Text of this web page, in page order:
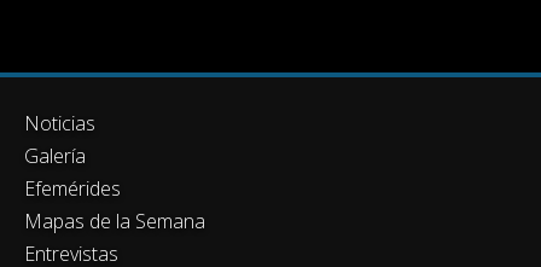
Noticias
Galería
Efemérides
Mapas de la Semana
Entrevistas